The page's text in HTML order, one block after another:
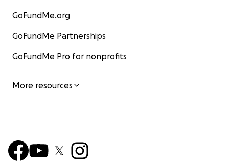
GoFundMe.org
GoFundMe Partnerships
GoFundMe Pro for nonprofits
More resources